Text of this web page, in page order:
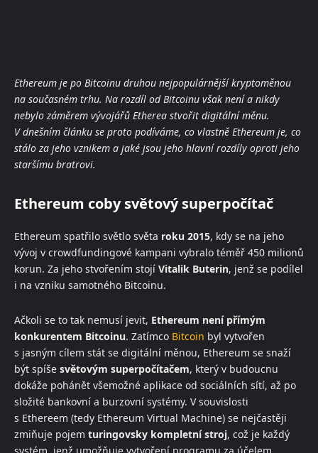
Ethereum je po Bitcoinu druhou nejpopulárnější kryptoměnou
na současném trhu. Na rozdíl od Bitcoinu však není a nikdy
nebylo záměrem vývojářů Etherea stvořit digitální měnu.
V dnešním článku se proto podíváme, co vlastně Ethereum je, co
stálo za jeho vznikem a jaké jsou jeho hlavní rozdíly oproti jeho
staršímu bratrovi.
Ethereum coby světový superpočítač
Ethereum spatřilo světlo světa roku 2015, kdy se na jeho
vývoj v crowdfundingové kampani vybralo téměř 450 milionů
korun. Za jeho stvořením stojí Vitalik Buterin, jenž se podílel
i na vzniku samotného Bitcoinu.
Ačkoli se to tak nemusí jevit, Ethereum není přímým
konkurentem Bitcoinu. Zatímco Bitcoin byl vytvořen
s jasným cílem stát se digitální měnou, Ethereum se snaží
být spíše světovým superpočítačem, který v budoucnu
dokáže pohánět všemožné aplikace od sociálních sítí, až po
složité bankovní a burzovní systémy. V souvislosti
s Ethereem (tedy Ethereum Virtual Machine) se nejčastěji
zmiňuje pojem turingovsky kompletní stroj, což je každý
systém, jenž umožňuje vytvoření programu za účelem